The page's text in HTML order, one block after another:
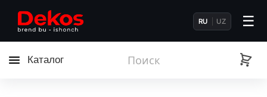
RU UZ ☰
Каталог